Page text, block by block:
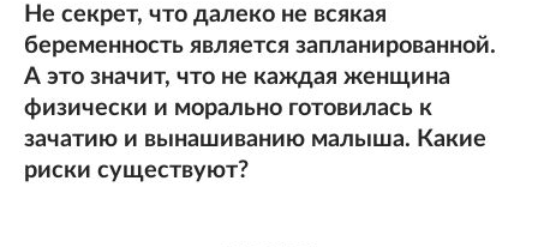
Не секрет, что далеко не всякая
беременность является запланированной.
А это значит, что не каждая женщина
физически и морально готовилась к
зачатию и вынашиванию малыша. Какие
риски существуют?